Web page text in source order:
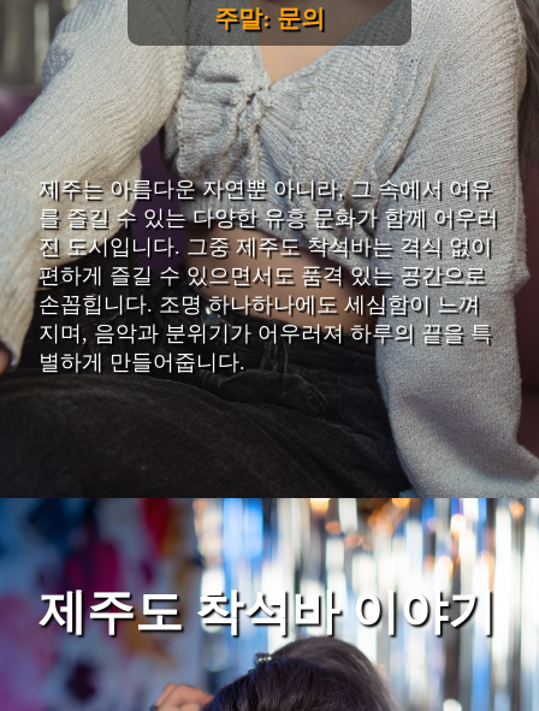
주말: 문의
제주는 아름다운 자연뿐 아니라, 그 속에서 여유
를 즐길 수 있는 다양한 유흥 문화가 함께 어우러
진 도시입니다. 그중 제주도 착석바는 격식 없이
편하게 즐길 수 있으면서도 품격 있는 공간으로
손꼽힙니다. 조명 하나하나에도 세심함이 느껴
지며, 음악과 분위기가 어우러져 하루의 끝을 특
별하게 만들어줍니다.
제주도 착석바 이야기